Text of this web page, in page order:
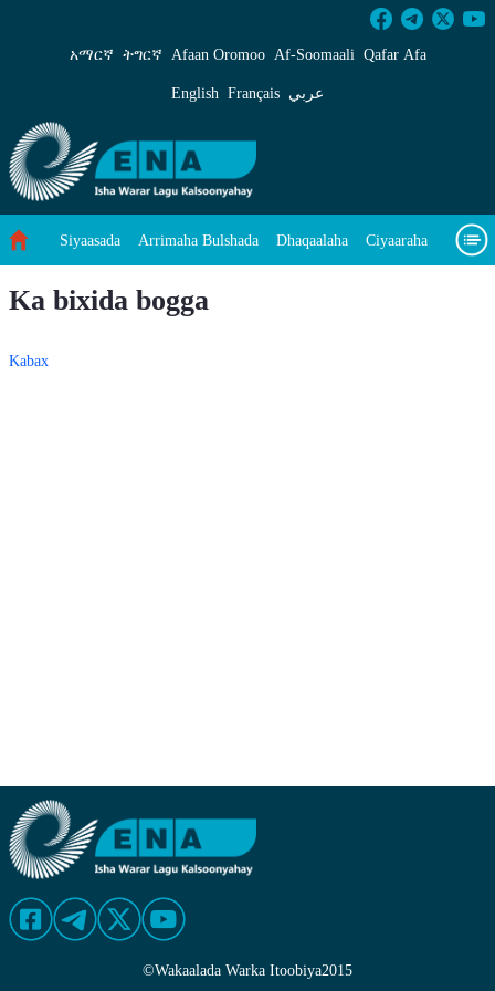
Ka bixida bogga - ENA Af-Soomaali
አማርኛ ትግርኛ Afaan Oromoo Af‑Soomaali Qafar Afa
English Français عربي
Siyaasada Arrimaha Bulshada Dhaqaalaha Ciyaaraha
Ka bixida bogga
Kabax
©Wakaalada Warka Itoobiya2015